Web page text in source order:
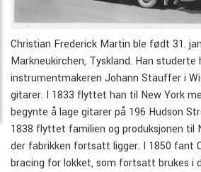
Christian Frederick Martin ble født 31.
Markneukirchen, Tyskland. Han studerte
instrumentmakeren Johann Stauffer i
gitarer. I 1833 flyttet han til New York
begynte å lage gitarer på 196 Hudson
1838 flyttet familien og produksjonen til
der fabrikken fortsatt ligger. I 1850 fant
bracing for lokket, som fortsatt brukes i